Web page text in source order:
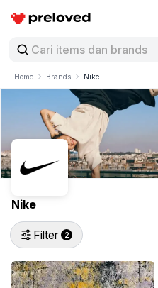
Preloved Indonesia
Home Brands Nike
Nike
Filter 2